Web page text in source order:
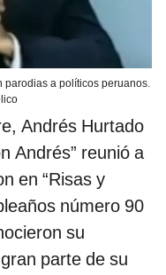
parodias a políticos peruanos.
Andrés Hurtado
Andrés” reunió a
en “Risas y
número 90
su
parte de su